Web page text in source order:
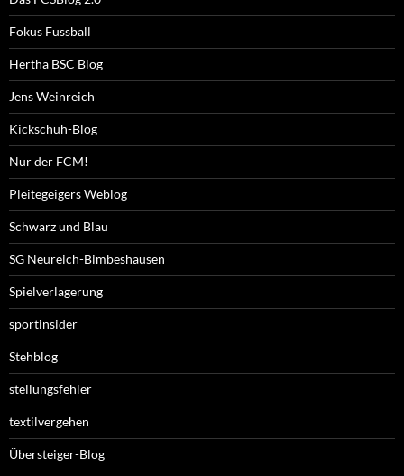
Fokus Fussball
Hertha BSC Blog
Jens Weinreich
Kickschuh-Blog
Nur der FCM!
Pleitegeigers Weblog
Schwarz und Blau
SG Neureich-Bimbeshausen
Spielverlagerung
sportinsider
Stehblog
stellungsfehler
textilvergehen
Übersteiger-Blog